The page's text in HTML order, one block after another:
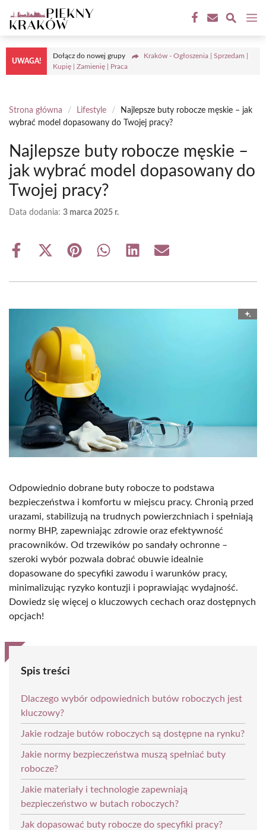
do
treści
UWAGA!
Dołącz do nowej grupy
Kraków - Ogłoszenia | Sprzedam |
Kupię | Zamienię | Praca
Strona główna / Lifestyle /
Najlepsze buty robocze męskie – jak
wybrać model dopasowany do Twojej pracy?
Najlepsze buty robocze męskie –
jak wybrać model dopasowany do
Twojej pracy?
Data dodania: 3 marca 2025 r.
Share
Share
(Twitter)
Share Share Share Share
Odpowiednio dobrane buty robocze to podstawa
bezpieczeństwa i komfortu w miejscu pracy. Chronią przed
urazami, stabilizują na trudnych powierzchniach i spełniają
normy BHP, zapewniając zdrowie oraz efektywność
pracowników. Od trzewików po sandały ochronne –
szeroki wybór pozwala dobrać obuwie idealnie
dopasowane do specyfiki zawodu i warunków pracy,
minimalizując ryzyko kontuzji i poprawiając wydajność.
Dowiedz się więcej o kluczowych cechach oraz dostępnych
opcjach!
Spis treści
Dlaczego wybór odpowiednich butów roboczych jest
kluczowy?
Jakie rodzaje butów roboczych są dostępne na rynku?
Jakie normy bezpieczeństwa muszą spełniać buty
robocze?
Jakie materiały i technologie zapewniają
bezpieczeństwo w butach roboczych?
Jak dopasować buty robocze do specyfiki pracy?